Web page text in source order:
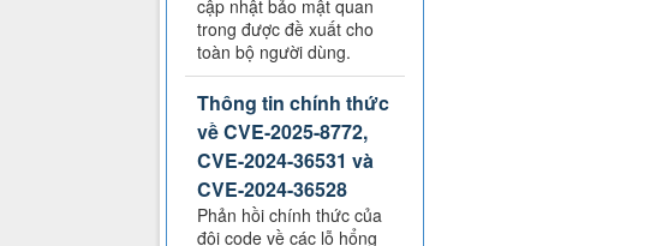
cập nhật bảo mật quan
trong được đề xuất cho
toàn bộ người dùng.
Thông tin chính thức
về CVE-2025-8772,
CVE-2024-36531 và
CVE-2024-36528
Phản hồi chính thức của
đội code về các lỗ hổng